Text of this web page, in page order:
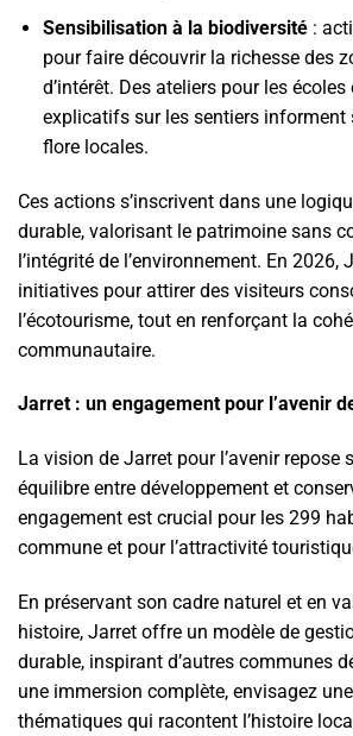
Sensibilisation à la biodiversité:
pour faire découvrir la richesse des
d’intérêt. Des ateliers pour les
explicatifs sur les sentiers informent
flore locales.
Ces actions s’inscrivent dans une
durable, valorisant le patrimoine sans
l’intégrité de l’environnement. En 2026,
initiatives pour attirer des visiteurs
l’écotourisme, tout en renforçant la
communautaire.
Jarret : un engagement pour l’avenir
La vision de Jarret pour l’avenir repose
équilibre entre développement et
engagement est crucial pour les 299
commune et pour l’attractivité
En préservant son cadre naturel et en
histoire, Jarret offre un modèle de
durable, inspirant d’autres communes
une immersion complète, envisagez
thématiques qui racontent l’histoire